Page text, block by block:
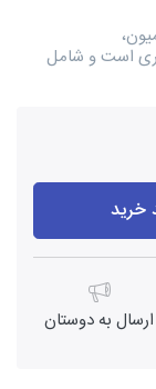
10 تن، بونکر، باربری است و شامل
خرید
ارسال به دوستان